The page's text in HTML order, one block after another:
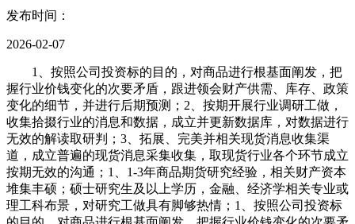
发布时间：
2026-02-07
1、按照公司投资标的目的，对商品进行根基面阐发，把
握行业价钱变化的次要矛盾，跟进领会财产供需、库存、政策
变化的细节，并进行后期预测；2、按期开展行业调研工做，
收集拾掇行业的消息和数据，成立并更新数据库，对数据进行
无效的解读取研判；3、拓展、完美并相关现货消息收集渠
道，成立普遍的现货消息采集收集，取现货行业各个环节成立
按期无效的沟通；1、1-3年商品期货研究经验，相关财产资本
堆集丰硕；硕士研究生及以上学历，金融、经济学相关专业或
理工科布景，对研究工做具有脚够热情；1、按照公司投资标